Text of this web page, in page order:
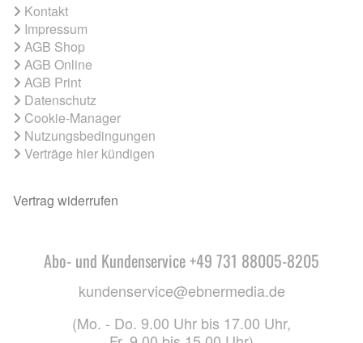
Kontakt
Impressum
AGB Shop
AGB Online
AGB Print
Datenschutz
Cookie-Manager
Nutzungsbedingungen
Verträge hier kündigen
Vertrag widerrufen
Abo- und Kundenservice +49 731 88005-8205
kundenservice@ebnermedia.de
(Mo. - Do. 9.00 Uhr bis 17.00 Uhr,